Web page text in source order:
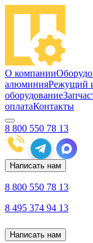
О компании
алюминияРежущий
оборудование
оплатаКонтакты
8 800 550 78 13
Написать нам
8 800 550 78 13
8 495 374 94 13
Написать нам